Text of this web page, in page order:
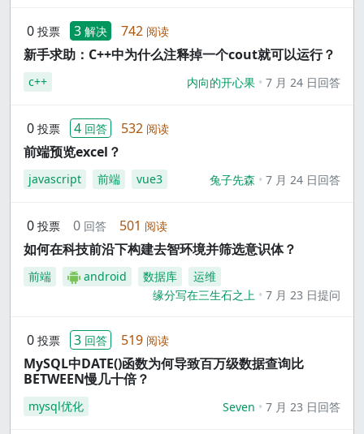
0 投票 3 解决 742 阅读
新手求助：C++中为什么注释掉一个cout就可以运行？
c++ 内向的开心果 7 月 24 日回答
0 投票 4 回答 532 阅读
前端预览excel？
javascript 前端 vue3 兔子先森 7 月 24 日回答
0 投票 0 回答 501 阅读
如何在科技前沿下构建去智环境并筛选意识体？
前端 android 数据库
运维
缘分写在三生石之上
7 月 23 日提问
0 投票 3 回答 519 阅读
MySQL中DATE()函数为何导致百万级数据查询比
BETWEEN慢几十倍？
mysql优化 Seven 7 月 23 日回答